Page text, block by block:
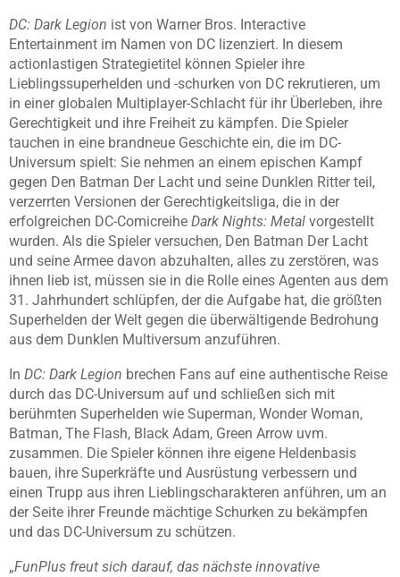
DC: Dark Legion ist von Warner Bros. Interactive
Entertainment im Namen von DC lizenziert. In diesem
actionlastigen Strategietitel können Spieler ihre
Lieblingssuperhelden und -schurken von DC rekrutieren, um
in einer globalen Multiplayer-Schlacht für ihr Überleben, ihre
Gerechtigkeit und ihre Freiheit zu kämpfen. Die Spieler
tauchen in eine brandneue Geschichte ein, die im DC-
Universum spielt: Sie nehmen an einem epischen Kampf
gegen Den Batman Der Lacht und seine Dunklen Ritter teil,
verzerrten Versionen der Gerechtigkeitsliga, die in der
erfolgreichen DC-Comicreihe Dark Nights: Metal vorgestellt
wurden. Als die Spieler versuchen, Den Batman Der Lacht
und seine Armee davon abzuhalten, alles zu zerstören, was
ihnen lieb ist, müssen sie in die Rolle eines Agenten aus dem
31. Jahrhundert schlüpfen, der die Aufgabe hat, die größten
Superhelden der Welt gegen die überwältigende Bedrohung
aus dem Dunklen Multiversum anzuführen.
In DC: Dark Legion brechen Fans auf eine authentische Reise
durch das DC-Universum auf und schließen sich mit
berühmten Superhelden wie Superman, Wonder Woman,
Batman, The Flash, Black Adam, Green Arrow uvm.
zusammen. Die Spieler können ihre eigene Heldenbasis
bauen, ihre Superkräfte und Ausrüstung verbessern und
einen Trupp aus ihren Lieblingscharakteren anführen, um an
der Seite ihrer Freunde mächtige Schurken zu bekämpfen
und das DC-Universum zu schützen.
„FunPlus freut sich darauf, das nächste innovative